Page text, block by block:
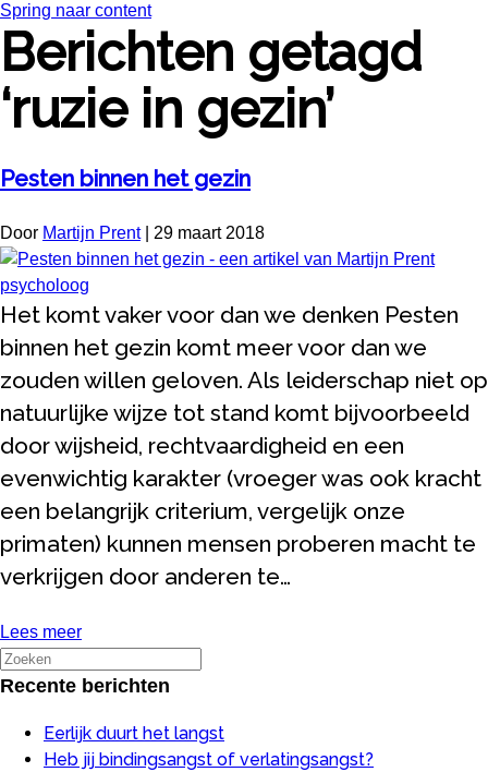
Spring naar content
Berichten getagd
‘ruzie in gezin’
Pesten binnen het gezin
Door Martijn Prent| 29 maart 2018
Het komt vaker voor dan we denken Pesten
binnen het gezin komt meer voor dan we
zouden willen geloven. Als leiderschap niet op
natuurlijke wijze tot stand komt bijvoorbeeld
door wijsheid, rechtvaardigheid en een
evenwichtig karakter (vroeger was ook kracht
een belangrijk criterium, vergelijk onze
primaten) kunnen mensen proberen macht te
verkrijgen door anderen te…
Lees meer
Recente berichten
Eerlijk duurt het langst
Heb jij bindingsangst of verlatingsangst?